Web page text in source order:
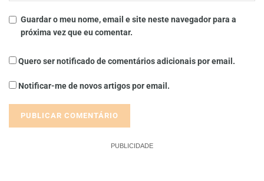
Guardar o meu nome, email e site neste navegador para a
próxima vez que eu comentar.
Quero ser notificado de comentários adicionais por email.
Notificar-me de novos artigos por email.
PUBLICIDADE